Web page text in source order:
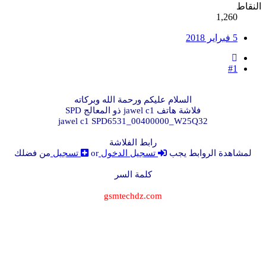
النقاط
1,260
5 فبراير 2018
#1
السلام عليكم ورحمة الله وبركاته
فلاشة هاتف jawel c1 ذو المعالج SPD
jawel c1 SPD6531_00400000_W25Q32
رابط الفلاشة
لمشاهدة الروابط يجب
تسجيل الدخول or تسجيل من فضلك
كلمة السر
gsmtechdz.com